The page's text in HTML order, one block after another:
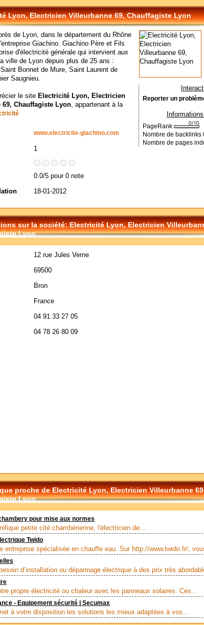
Lyon, Electricien Villeurbanne 69, Chauffagiste Lyon
de Lyon, dans le département du Rhône
Giachino. Giachino Père et Fils
d'électricité générale qui intervient aux
ville de Lyon depuis plus de 25 ans :
Bonnet de Mure, Saint Laurent de
Saugnieu.
le site Electricité Lyon, Electricien
Chauffagiste Lyon, appartenant à la
www.electricite-giachino.com
1
0.0/5 pour 0 note
18-01-2012
Reporter un
PageRank
Nombre de backlinks
Nombre de pages
sur la société: Electricité Lyon, Electricien
Lyon
12 rue Jules Verne
69500
Bron
France
04 91 33 27 05
04 78 26 80 09
proche de Electricité Lyon, Electricien Villeurbanne
Lyon
pour mise aux normes
petite cité chambérienne, l'électricien de...
Twido
entreprise spécialisée en chauffe eau. Sur http://www.twido.fr/,
d’installation ou dépannage électrique à des prix très
propre électricité ou chaleur avec les panneaux solaires. Ces...
- Equipement sécurité | Secumax
à votre disposition les solutions les mieux adaptées à vos...